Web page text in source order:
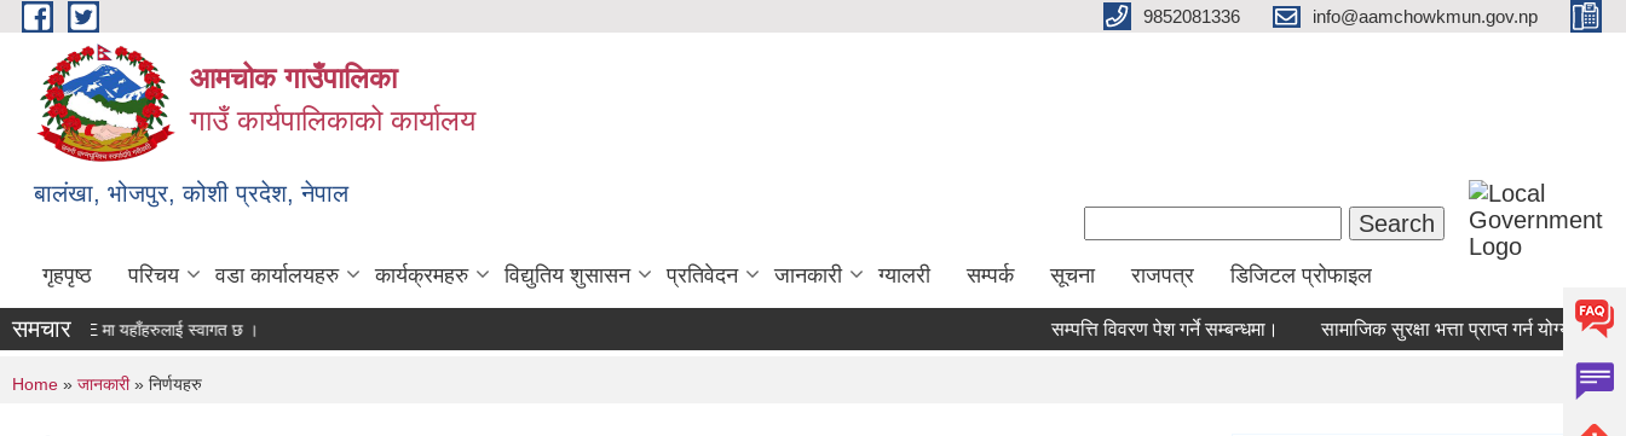
Skip to main content 9852081336 info@aamchowkmun.gov.np
आमचोक गाउँपालिका
गाउँ कार्यपालिकाको कार्यालय
बालंखा, भोजपुर, कोशी प्रदेश, नेपाल
गृहपृष्ठ परिचय वडा कार्यालयहरु कार्यक्रमहरु विद्युतिय शुसासन प्रतिवेदन जानकारी ग्यालरी सम्पर्क सूचना राजपत्र डिजिटल प्रोफाइल
मा यहाँहरुलाई स्वागत छ ।
समचार सम्पत्ति विवरण पेश गर्ने सम्बन्धमा। सामाजिक सुरक्षा भत्ता प्राप्‍त गर्न योग्य
You are here
Home » जानकारी» निर्णयहरु